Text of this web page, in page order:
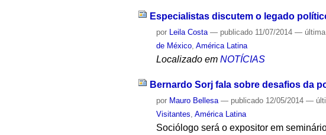
Especialistas discutem o legado
por Leila Costa — publicado 11/07/2014—
de México ,América Latina
Localizado em NOTÍCIAS
Bernardo Sorj fala sobre desafios da
por Mauro Bellesa — publicado 12/05/2014—
Visitantes ,América Latina
Sociólogo será o expositor em